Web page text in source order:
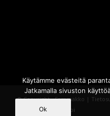
© Copyright - Sammakko |
Powered by
iQWebbi
Käytämme evästeitä
Jatkamalla sivuston
Ok